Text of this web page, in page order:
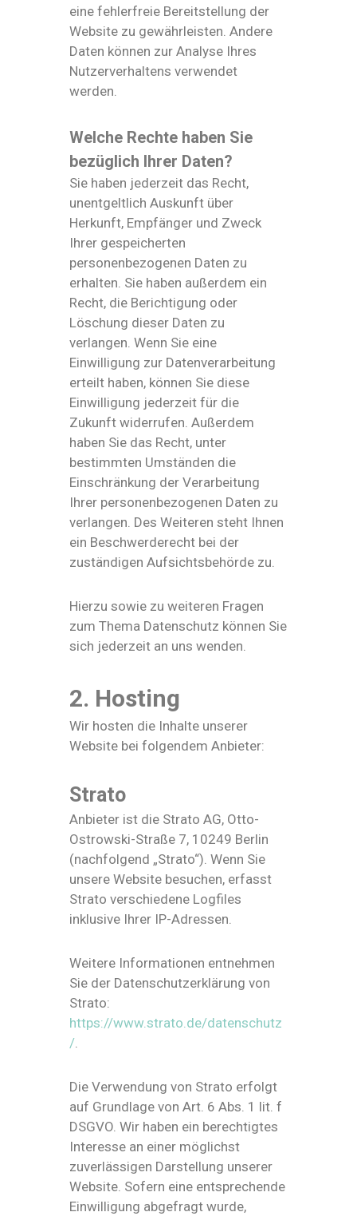
eine fehlerfreie Bereitstellung der
Website zu gewährleisten. Andere
Daten können zur Analyse Ihres
Nutzerverhaltens verwendet
werden.
Welche Rechte haben Sie
bezüglich Ihrer Daten?
Sie haben jederzeit das Recht,
unentgeltlich Auskunft über
Herkunft, Empfänger und Zweck
Ihrer gespeicherten
personenbezogenen Daten zu
erhalten. Sie haben außerdem ein
Recht, die Berichtigung oder
Löschung dieser Daten zu
verlangen. Wenn Sie eine
Einwilligung zur Datenverarbeitung
erteilt haben, können Sie diese
Einwilligung jederzeit für die
Zukunft widerrufen. Außerdem
haben Sie das Recht, unter
bestimmten Umständen die
Einschränkung der Verarbeitung
Ihrer personenbezogenen Daten zu
verlangen. Des Weiteren steht Ihnen
ein Beschwerderecht bei der
zuständigen Aufsichtsbehörde zu.
Hierzu sowie zu weiteren Fragen
zum Thema Datenschutz können Sie
sich jederzeit an uns wenden.
2. Hosting
Wir hosten die Inhalte unserer
Website bei folgendem Anbieter:
Strato
Anbieter ist die Strato AG, Otto-
Ostrowski-Straße 7, 10249 Berlin
(nachfolgend „Strato“). Wenn Sie
unsere Website besuchen, erfasst
Strato verschiedene Logfiles
inklusive Ihrer IP-Adressen.
Weitere Informationen entnehmen
Sie der Datenschutzerklärung von
Strato:
https://www.strato.de/datenschutz
/.
Die Verwendung von Strato erfolgt
auf Grundlage von Art. 6 Abs. 1 lit. f
DSGVO. Wir haben ein berechtigtes
Interesse an einer möglichst
zuverlässigen Darstellung unserer
Website. Sofern eine entsprechende
Einwilligung abgefragt wurde,